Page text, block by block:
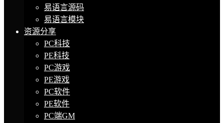
易语言源码
易语言模块
资源分享
PC科技
PE科技
PC游戏
PE游戏
PC软件
PE软件
PC端GM